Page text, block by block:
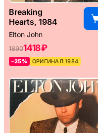
Breaking
Hearts, 1984
Elton John
18901418 ₽
–25% ОРИГИНАЛ 1984